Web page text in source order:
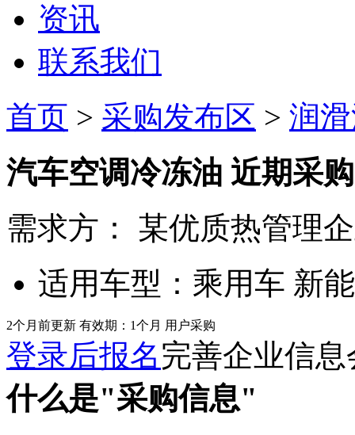
资讯
联系我们
首页 > 采购发布区 > 润
汽车空调冷冻油 近期采购
需求方：
某优质热管理
适用车型： 乘用车 新
2个月前更新 有效期：1个月 用户采购
登录后报名完善企业信
什么是"采购信息"